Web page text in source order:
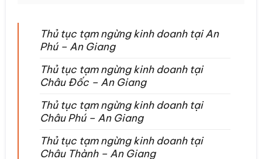
Thủ tục tạm ngừng kinh doanh tại An
Phú – An Giang
Thủ tục tạm ngừng kinh doanh tại
Châu Đốc – An Giang
Thủ tục tạm ngừng kinh doanh tại
Châu Phú – An Giang
Thủ tục tạm ngừng kinh doanh tại
Châu Thành – An Giang